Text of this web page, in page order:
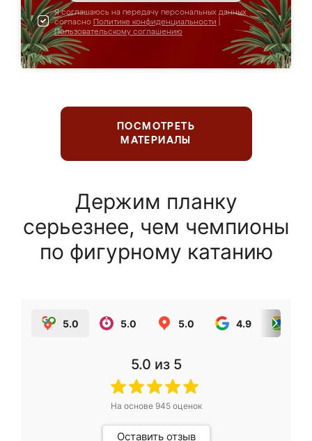
Я соглашаюсь на передачу персональных данных
согласно Политике конфиденциальности
Пользовательскому соглашению
ПОСМОТРЕТЬ
МАТЕРИАЛЫ
Держим планку
серьезнее, чем чемпионы
по фигурному катанию
5.0 5.0 5.0 4.9
5.0 из 5
На основе 945оценок
Оставить отзыв